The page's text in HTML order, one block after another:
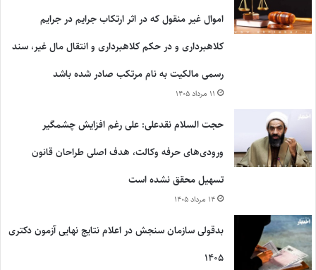
اموال غیر منقول که در اثر ارتکاب جرایم در جرایم
کلاهبرداری و در حکم کلاهبرداری و انتقال مال غیر، سند
رسمی مالکیت به نام مرتکب صادر شده باشد
۱۱ مرداد ۱۴۰۵
حجت السلام نقدعلی: علی رغم افزایش چشمگیر
ورودی‌های حرفه وکالت، هدف اصلی طراحان قانون
تسهیل محقق نشده است
۱۴ مرداد ۱۴۰۵
بدقولی سازمان سنجش در اعلام نتایج نهایی آزمون دکتری
۱۴۰۵